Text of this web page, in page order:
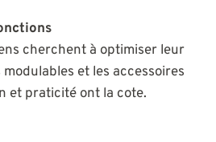
cherchent à optimiser leur
et les accessoires
et praticité ont la cote.